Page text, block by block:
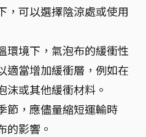
，可以選擇陰涼處或使用
環境下，氣泡布的緩衝性
適當增加緩衝層，例如在
沫或其他緩衝材料。
節，應儘量縮短運輸時
的影響。